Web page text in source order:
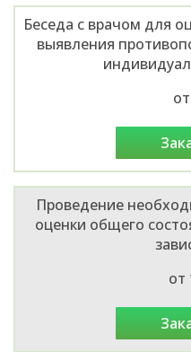
Беседа с врачом для
выявления
Проведение
оценки общего
от